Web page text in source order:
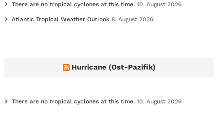
There are no tropical cyclones at this time. 10. August 2026
Atlantic Tropical Weather Outlook 8. August 2026
Hurricane (Ost-Pazifik)
There are no tropical cyclones at this time. 10. August 2026